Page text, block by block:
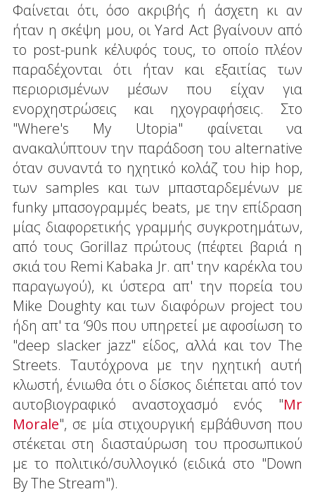
Φαίνεται ότι, όσο ακριβής ή άσχετη κι αν
ήταν η σκέψη μου, οι Yard Act βγαίνουν από
το post-punk κέλυφός τους, το οποίο πλέον
παραδέχονται ότι ήταν και εξαιτίας των
περιορισμένων μέσων που είχαν για
ενορχηστρώσεις και ηχογραφήσεις. Στο
"Where's My Utopia" φαίνεται να
ανακαλύπτουν την παράδοση του alternative
όταν συναντά το ηχητικό κολάζ του hip hop,
των samples και των μπασταρδεμένων με
funky μπασογραμμές beats, με την επίδραση
μίας διαφορετικής γραμμής συγκροτημάτων,
από τους Gorillaz πρώτους (πέφτει βαριά η
σκιά του Remi Kabaka Jr. απ' την καρέκλα του
παραγωγού), κι ύστερα απ' την πορεία του
Mike Doughty και των διαφόρων project του
ήδη απ' τα ‘90s που υπηρετεί με αφοσίωση το
"deep slacker jazz" είδος, αλλά και τον The
Streets. Ταυτόχρονα με την ηχητική αυτή
κλωστή, ένιωθα ότι ο δίσκος διέπεται από τον
αυτοβιογραφικό αναστοχασμό ενός "Mr
Morale", σε μία στιχουργική εμβάθυνση που
στέκεται στη διασταύρωση του προσωπικού
με το πολιτικό/συλλογικό (ειδικά στο "Down
By The Stream").